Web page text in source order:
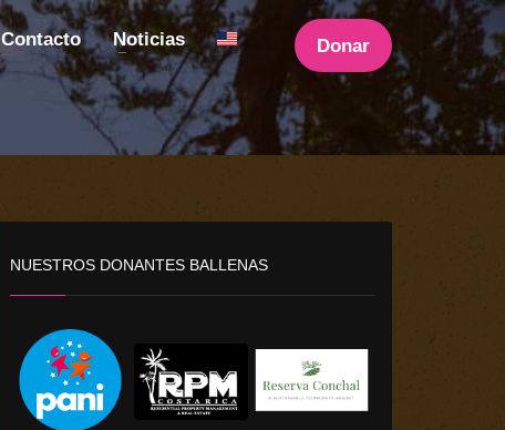
Contacto Noticias Donar
NUESTROS DONANTES BALLENAS